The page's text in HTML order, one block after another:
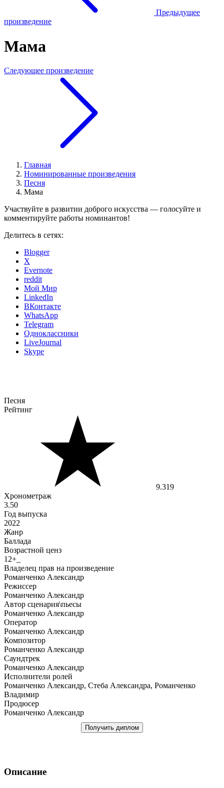
Предыдущее
произведение
Мама
Следующее произведение
Главная
Номинированные произведения
Песня
Мама
Участвуйте в развитии доброго искусства — голосуйте и
комментируйте работы номинантов!
Делитесь в сетях:
Blogger
X
Evernote
reddit
Мой Мир
LinkedIn
ВКонтакте
WhatsApp
Telegram
Одноклассники
LiveJournal
Skype
Песня
Рейтинг
9.319
Хронометраж
3.50
Год выпуска
2022
Жанр
Баллада
Возрастной ценз
12+_
Владелец прав на произведение
Романченко Александр
Режиссер
Романченко Александр
Автор сценария\пьесы
Романченко Александр
Оператор
Романченко Александр
Композитор
Романченко Александр
Саундтрек
Романченко Александр
Исполнители ролей
Романченко Александр, Стеба Александра, Романченко
Владимир
Продюсер
Романченко Александр
Получить диплом
Описание